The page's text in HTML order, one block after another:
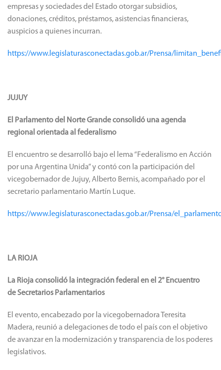
empresas y sociedades del Estado otorgar subsidios,
donaciones, créditos, préstamos, asistencias financieras,
auspicios a quienes incurran.
https://www.legislaturasconectadas.gob.ar/Prensa/
JUJUY
El Parlamento del Norte Grande consolidó una agenda
regional orientada al federalismo
El encuentro se desarrolló bajo el lema “Federalismo en Acción
por una Argentina Unida” y contó con la participación del
vicegobernador de Jujuy, Alberto Bernis, acompañado por el
secretario parlamentario Martín Luque.
https://www.legislaturasconectadas.gob.ar/Prensa/
LA RIOJA
La Rioja consolidó la integración federal en el 2° Encuentro
de Secretarios Parlamentarios
El evento, encabezado por la vicegobernadora Teresita
Madera, reunió a delegaciones de todo el país con el objetivo
de avanzar en la modernización y transparencia de los poderes
legislativos.